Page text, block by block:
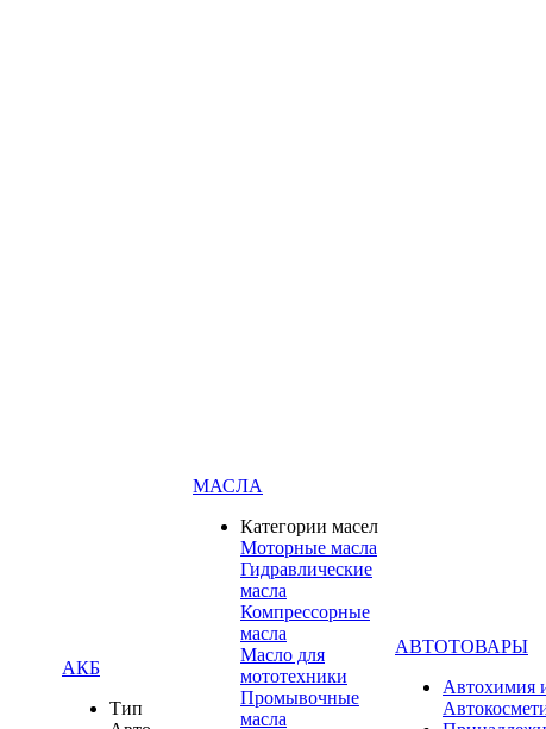
АКБ
Тип
МАСЛА
Категории масел
Моторные масла
Гидравлические
масла
Компрессорные
масла
Масло для
мототехники
Промывочные
масла
АВТОТОВАРЫ
Автохимия